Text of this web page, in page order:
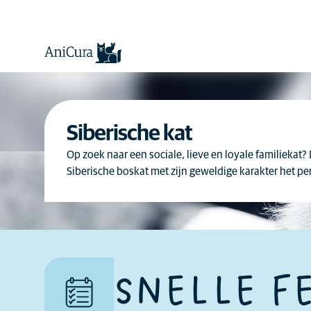
Siberische kat
Op zoek naar een sociale, lieve en loyale familiekat?
Siberische boskat met zijn geweldige karakter het
SNELLE
verwachten.
Sommige katten zijn over het